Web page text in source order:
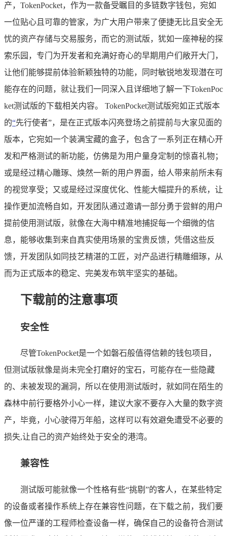
产，TokenPocket，作为一款备受瞩目的多链数字钱包，宛如
一位贴心且可靠的管家，为广大用户带来了便捷无比且安全无
忧的资产存储与交易服务，而它的测试版，犹如一座神秘的探
索乐园，专门为开发者和充满好奇心的早期用户们敞开大门，
让他们能够提前体验新颖独特的功能，同时敏锐地发现潜在可
能存在的问题，就让我们一同深入且详细地了解一下TokenPoc
ket测试版的下载相关内容。 TokenPocket测试版宛如正式版本
的“先行使者”，是在正式版本闪亮登场之前提前与大家见面的
版本，它宛如一个装满宝藏的盒子，包含了一系列正在精心开
发和严格测试的新功能，仿佛是为用户量身定制的惊喜礼物；
或是经过精心雕琢、焕然一新的用户界面，给人带来前所未有
的视觉享受；又或是经过深度优化、性能大幅提升的系统，让
操作更加流畅自如，开发团队通过邀请一部分勇于尝鲜的用户
提前使用测试版，就像在大海中精准地捕捉每一个细微的信
息，能够收集到来自真实使用场景的宝贵反馈，凭借这些反
馈，开发团队如同技艺精湛的工匠，对产品进行精雕细琢，从
而为正式版本的稳定、完美发布筑牢坚实的基础。
下载前的注意事项
安全性
尽管TokenPocket是一个如磐石般值得信赖的钱包项目，
但测试版就像是尚未完全打磨好的宝石，可能存在一些隐藏
的、未被发现的漏洞，所以在使用测试版时，就如同在陌生的
森林中前行要格外小心一样，建议大家不要存入大量的数字资
产，毕竟，小心驶得万年船，这样可以有效避免遭受不必要的
损失,让自己的资产始终处于安全的港湾。
兼容性
测试版可能就像一个性格有些“挑剔”的客人，在某些特定
的设备或者操作系统上存在兼容性问题，在下载之前，我们要
像一位严谨的工程师检查设备一样，确保自己的设备符合测试